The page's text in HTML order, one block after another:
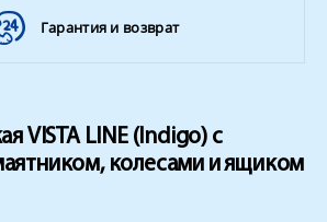
Гарантия и возврат
VISTA LINE (Indigo) с
колесами и ящиком